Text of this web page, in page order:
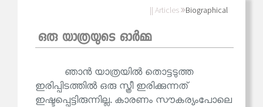
|| Articles Biographical
ഒരു യാത്രയുടെ ഓര്‍മ്മ
ഞാൻ യാത്രയിൽ തൊട്ടടുത്ത
ഇരിപ്പിടത്തിൽ ഒരു സ്ത്രീ ഇരിക്കുന്നത്
ഇഷ്ടപ്പെട്ടിരുന്നില്ല. കാരണം സൗകര്യംപോലെ